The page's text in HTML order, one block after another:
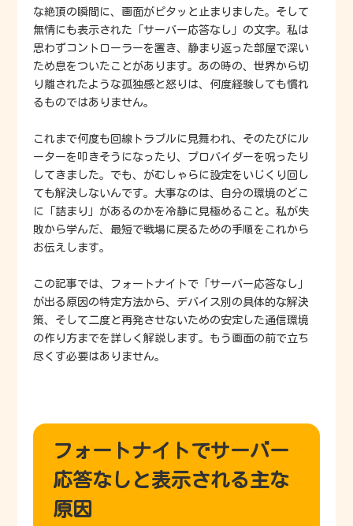
な絶頂の瞬間に、画面がピタッと止まりました。そして
無情にも表示された「サーバー応答なし」の文字。私は
思わずコントローラーを置き、静まり返った部屋で深い
ため息をついたことがあります。あの時の、世界から切
り離されたような孤独感と怒りは、何度経験しても慣れ
るものではありません。
これまで何度も回線トラブルに見舞われ、そのたびにル
ーターを叩きそうになったり、プロバイダーを呪ったり
してきました。でも、がむしゃらに設定をいじくり回し
ても解決しないんです。大事なのは、自分の環境のどこ
に「詰まり」があるのかを冷静に見極めること。私が失
敗から学んだ、最短で戦場に戻るための手順をこれから
お伝えします。
この記事では、フォートナイトで「サーバー応答なし」
が出る原因の特定方法から、デバイス別の具体的な解決
策、そして二度と再発させないための安定した通信環境
の作り方までを詳しく解説します。もう画面の前で立ち
尽くす必要はありません。
フォートナイトでサーバー
応答なしと表示される主な
原因